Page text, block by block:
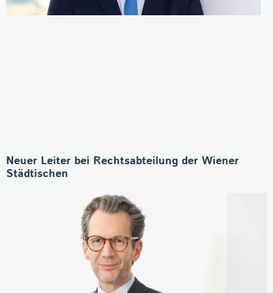
Neuer Leiter bei Rechtsabteilung der Wiener
Städtischen